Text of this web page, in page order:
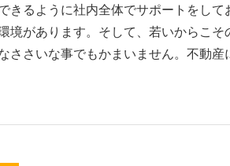
るように社内全体でサポートをし
があります。そして、若いからこそ
さいな事でもかまいません。不動